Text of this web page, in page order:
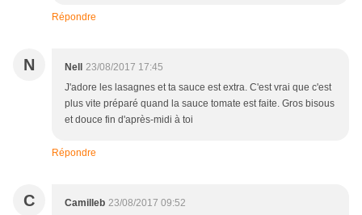
Répondre
N Nell
23/08/2017 17:45
J'adore les lasagnes et ta sauce est extra. C'est vrai que c'est
plus vite préparé quand la sauce tomate est faite. Gros bisous
et douce fin d'après-midi à toi
Répondre
C Camilleb 23/08/2017 09:52